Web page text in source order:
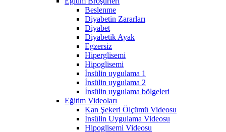
Beslenme
Diyabetin Zararları
Diyabet
Diyabetik Ayak
Egzersiz
Hiperglisemi
Hipoglisemi
İnsülin uygulama 1
İnsülin uygulama 2
İnsülin uygulama bölgeleri
Eğitim Videoları
Kan Şekeri Ölçümü Videosu
İnsülin Uygulama Videosu
Hipoglisemi Videosu